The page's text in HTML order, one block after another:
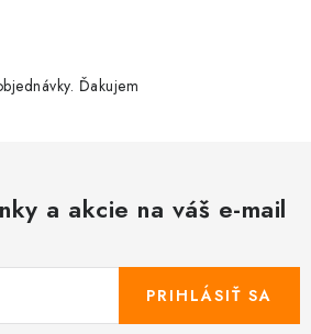
Ďakujem
a akcie na váš e-mail
PRIHLÁSIŤ SA